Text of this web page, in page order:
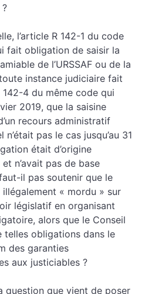
l’article R 142-1 du code
fait obligation de saisir la
de l’URSSAF ou de la
instance judiciaire fait
4 du même code qui
2019, que la saisine
recours administratif
pas le cas jusqu’au 31
était d’origine
n’avait pas de base
il pas soutenir que le
« mordu » sur
législatif en organisant
alors que le Conseil
obligations dans le
des garanties
aux justiciables ?
question que vient de poser